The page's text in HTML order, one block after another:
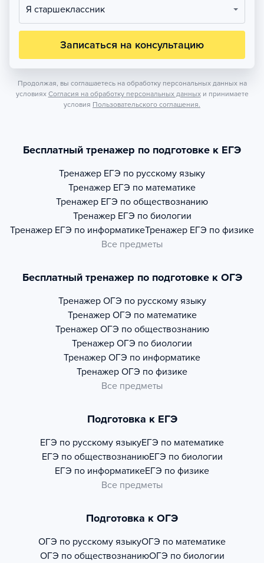
Я старшеклассник
Записаться на консультацию
Продолжая, вы соглашаетесь на обработку персональных данных на
условиях Согласия на обработку персональных данных и принимаете
условия Пользовательского соглашения.
Бесплатный тренажер по подготовке к ЕГЭ
Тренажер ЕГЭ по русскому языку
Тренажер ЕГЭ по математике
Тренажер ЕГЭ по обществознанию
Тренажер ЕГЭ по биологии
Тренажер ЕГЭ по информатикеТренажер ЕГЭ по физике
Все предметы
Бесплатный тренажер по подготовке к ОГЭ
Тренажер ОГЭ по русскому языку
Тренажер ОГЭ по математике
Тренажер ОГЭ по обществознанию
Тренажер ОГЭ по биологии
Тренажер ОГЭ по информатике
Тренажер ОГЭ по физике
Все предметы
Подготовка к ЕГЭ
ЕГЭ по русскому языкуЕГЭ по математике
ЕГЭ по обществознаниюЕГЭ по биологии
ЕГЭ по информатикеЕГЭ по физике
Все предметы
Подготовка к ОГЭ
ОГЭ по русскому языкуОГЭ по математике
ОГЭ по обществознаниюОГЭ по биологии